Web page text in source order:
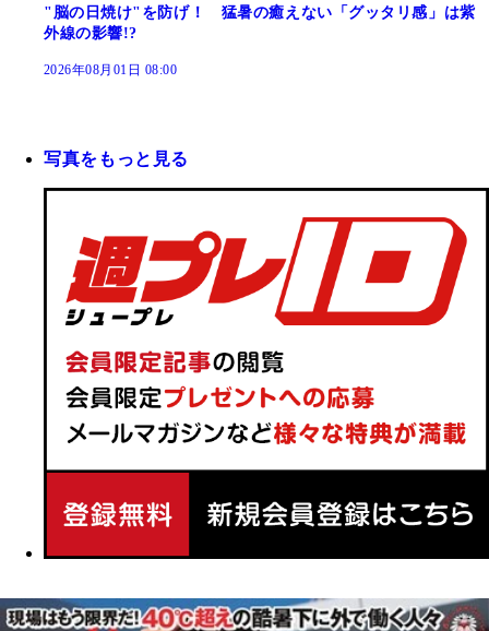
"脳の日焼け"を防げ！ 猛暑の癒えない「グッタリ感」は紫
外線の影響!?
2026年08月01日 08:00
写真をもっと見る